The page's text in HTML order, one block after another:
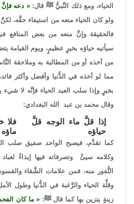
الحياء، ومع ذلك النَّبيُّ ﷺ قال:
دعه فإنَّ
ولو كان الحياء منعه من استيفاء حقَّه،
فالحقيقة وإنَّ منعه من بعض المنافع في
سيأتيه حياؤه بخيرٍ عظيمٍ، ويوم القيامة
من أخذه أو من المطالبة به وملاحقة
مما لو أخذه في الدُّنيا وأفضل وأكثر
بخيرٍ وإذا سلب العبد الحياء فإنَّه لا شيء
وقال محمد بن عبد الله البغدادي:
إذا قلَّ ماء الوجه قلَّ
حياؤه
فلا
ماؤه
كما تقدَّم، فيصبح الواحد صفيق صلب
وكلامه سيئٌ وتصرفاته فيها إيذاءٌ
النُّفور منه، فمن علامات الشَّقاء
وقلِّة الحياء والرَّغبة في الدُّنيا وطول
زينةٍ يتزين بها كما قال ﷺ:
ما كان